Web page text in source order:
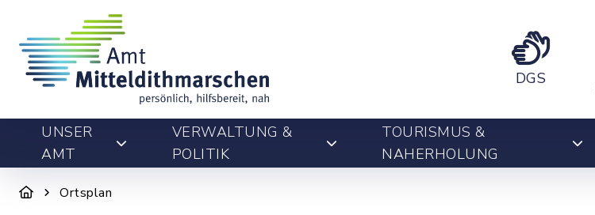
DGS
UNSER
AMT
VERWALTUNG &
POLITIK
TOURISMUS &
NAHERHOLUNG
Ortsplan